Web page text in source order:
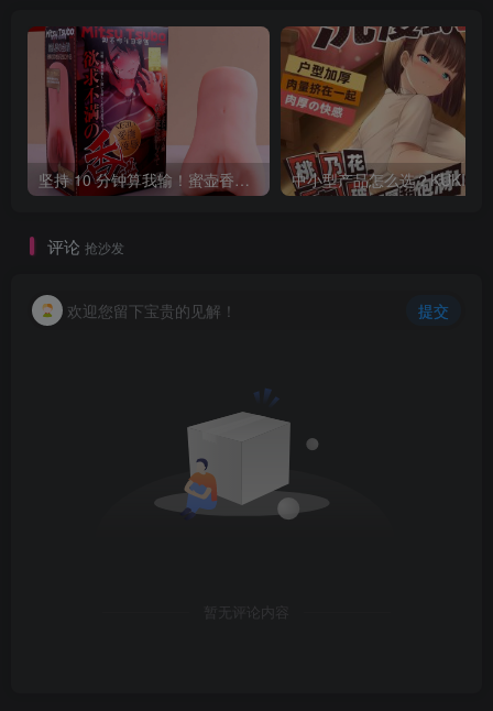
坚持 10 分钟算我输！蜜壶香织双通道实测，仿真子宫颗粒能把人榨干吗？
评论 抢沙发
欢迎您留下宝贵的见解！ 提交
暂无评论内容